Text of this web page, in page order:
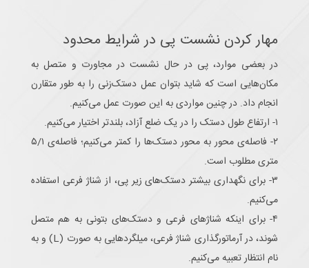
مهار کردن نشست پی در شرایط محدود
در بعضی موارد، پی در حال نشست در مجاورت و متصل به
مکان‌هایی است که شاید بتوان عمل دستک‌زنی را به طور متقارن
انجام داد. در چنین مواردی به این صورت عمل می‌کنیم‌.
۱- ارتفاع طول دستک را در یک ضلع آزاد، بلندتر اختیار می‌کنیم.
۲- فاصله‌ی محور به محور دستک‌ها را کمتر می‌کنیم؛ فاصله‌ی ۵/۱
متری مطلوب است‌.
۳- برای نگهداری بیشتر دستک‌های زیر پی، از شناژ فرعی استفاده
می‌کنیم.
۴- برای اینکه شناژهای فرعی و دستک‌های بتونی به هم متصل
شوند، در آرماتورگذاری شناژ فرعی، میلگردهایی به صورت (L) و به
نام انتظار تعبیه می‌کنیم.